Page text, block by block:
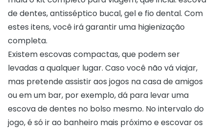
de dentes,antisséptico bucal, gel e fio dental. Com
estes itens, você irá garantir uma higienização
completa.
Existem escovas compactas, que podem ser
levadas a qualquer lugar. Caso você não vá viajar,
mas pretende assistir aos jogos na casa de amigos
ou em um bar, por exemplo, dá para levar uma
escova de dentes no bolso mesmo. No intervalo do
jogo, é só ir ao banheiro mais próximo e escovar os